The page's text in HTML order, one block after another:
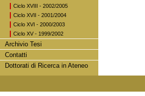
Ciclo XVIII - 2002/2005
Ciclo XVII - 2001/2004
Ciclo XVI - 2000/2003
Ciclo XV - 1999/2002
Archivio Tesi
Contatti
Dottorati di Ricerca in Ateneo